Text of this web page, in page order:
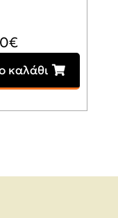
€
καλάθι